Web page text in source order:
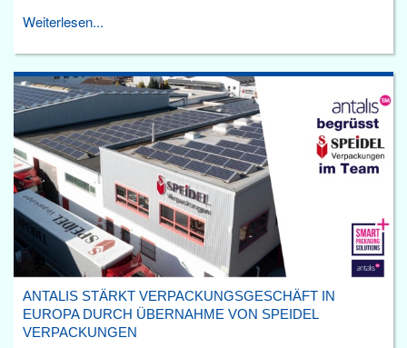
Weiterlesen...
ANTALIS STÄRKT VERPACKUNGSGESCHÄFT IN
EUROPA DURCH ÜBERNAHME VON SPEIDEL
VERPACKUNGEN